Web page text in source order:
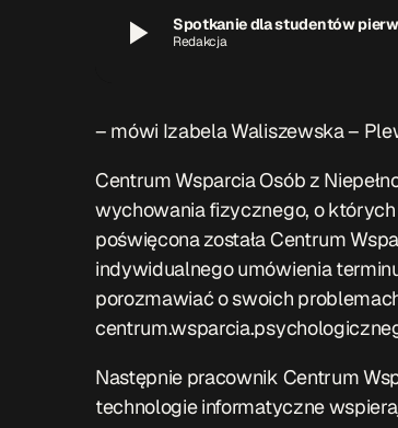
play_arrow Spotkanie dla studentów
Redakcja
– mówi Izabela Waliszewska –
Centrum Wsparcia Osób z
wychowania fizycznego, o
poświęcona została Centrum
indywidualnego umówienia
porozmawiać o swoich
Następnie pracownik Centrum
technologie informatyczne